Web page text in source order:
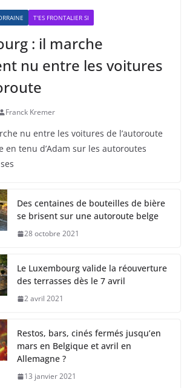
T'ES FRONTALIER SI
: il marche
nu entre les voitures
Franck Kremer
nu entre les voitures de l’autoroute
tenu d’Adam sur les autoroutes
Des centaines de bouteilles de bière
se brisent sur une autoroute belge
28 octobre 2021
Le Luxembourg valide la réouverture
des terrasses dès le 7 avril
2 avril 2021
Restos, bars, cinés fermés jusqu’en
mars en Belgique et avril en
Allemagne ?
13 janvier 2021